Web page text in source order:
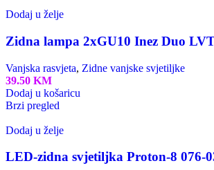
Dodaj u želje
Zidna lampa 2xGU10 Inez Duo
Vanjska rasvjeta, Zidne vanjske svjetiljke
39.50 KM
Dodaj u košaricu
Brzi pregled
Dodaj u želje
LED-zidna svjetiljka Proton-8 076-